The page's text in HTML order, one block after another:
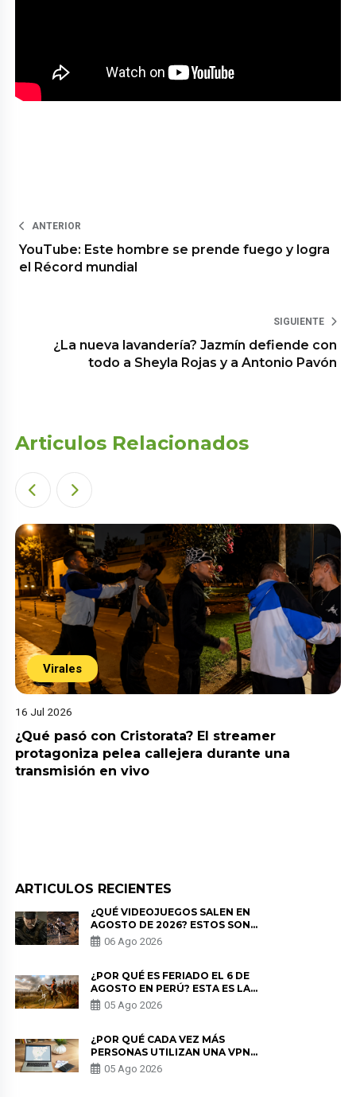
ANTERIOR
YouTube: Este hombre se prende fuego y logra
el Récord mundial
SIGUIENTE
¿La nueva lavandería? Jazmín defiende con
todo a Sheyla Rojas y a Antonio Pavón
Articulos Relacionados
Virales
16 Jul 2026
¿Qué pasó con Cristorata? El streamer
protagoniza pelea callejera durante una
transmisión en vivo
ARTICULOS RECIENTES
¿QUÉ VIDEOJUEGOS SALEN EN
AGOSTO DE 2026? ESTOS SON
LOS ESTRENOS MÁS ESPERADOS
06 Ago 2026
¿POR QUÉ ES FERIADO EL 6 DE
AGOSTO EN PERÚ? ESTA ES LA
HISTORIA
05 Ago 2026
¿POR QUÉ CADA VEZ MÁS
PERSONAS UTILIZAN UNA VPN
PARA PROTEGER SU
PRIVACIDAD?
05 Ago 2026